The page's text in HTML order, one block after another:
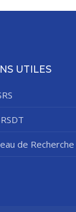
UTILES
de